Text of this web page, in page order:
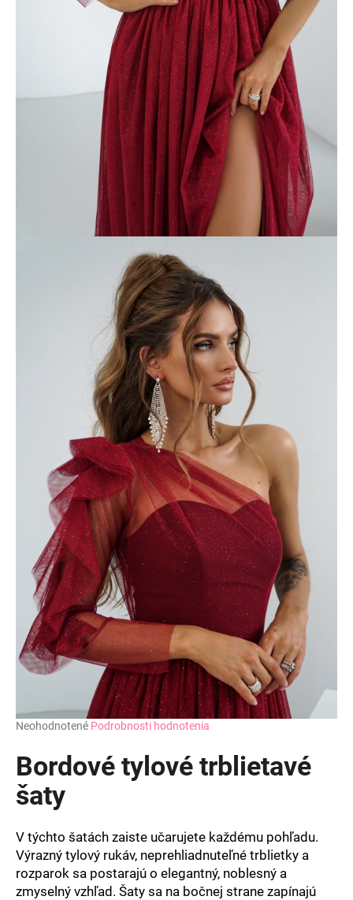
Priemerné
produktu
je
0,0
z
hviezdičiek.
Neohodnotené Podrobnosti hodnotenia
Bordové tylové trblietavé
šaty
V týchto šatách zaiste učarujete každému pohľadu.
Výrazný tylový rukáv, neprehliadnuteľné trblietky a
rozparok sa postarajú o elegantný, noblesný a
zmyselný vzhľad. Šaty sa na bočnej strane zapínajú